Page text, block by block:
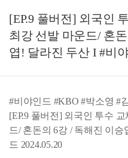
[EP.9 풀버전] 외국인
최강 선발 마운드/ 혼
엽! 달라진 두산 I #비
#비야인드 #KBO #박소영 #
[EP.9 풀버전] 외국인 투수
드/ 혼돈의 6강 / 독해진 이승
드 2024.05.20